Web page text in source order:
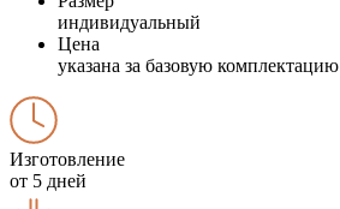
индивидуальный
Цена
указана за базовую комплектацию
Изготовление
от 5 дней